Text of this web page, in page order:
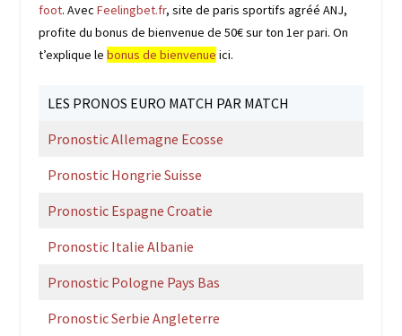
foot. Avec Feelingbet.fr, site de paris sportifs agréé ANJ,
profite du bonus de bienvenue de 50€ sur ton 1er pari. On
t’explique le bonus de bienvenue ici.
LES PRONOS EURO MATCH PAR MATCH
Pronostic Allemagne Ecosse
Pronostic Hongrie Suisse
Pronostic Espagne Croatie
Pronostic Italie Albanie
Pronostic Pologne Pays Bas
Pronostic Serbie Angleterre